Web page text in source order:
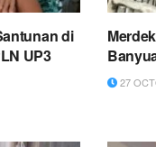
di
UP3
27